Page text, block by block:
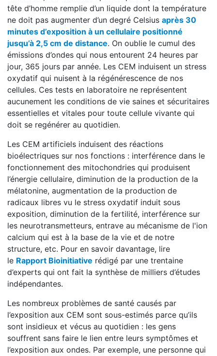
tête d’homme remplie d’un liquide dont la température
ne doit pas augmenter d’un degré Celsius après 30
minutes d’exposition à un cellulaire positionné
jusqu’à 2,5 cm de distance. On oublie le cumul des
émissions d’ondes qui nous entourent 24 heures par
jour, 365 jours par année. Les CEM induisent un stress
oxydatif qui nuisent à la régénérescence de nos
cellules. Ces tests en laboratoire ne représentent
aucunement les conditions de vie saines et sécuritaires
essentielles et vitales pour toute cellule vivante qui
doit se regénérer au quotidien.
Les CEM artificiels induisent des réactions
bioélectriques sur nos fonctions : interférence dans le
fonctionnement des mitochondries qui produisent
l’énergie cellulaire, diminution de la production de la
mélatonine, augmentation de la production de
radicaux libres vu le stress oxydatif induit sous
exposition, diminution de la fertilité, interférence sur
les neurotransmetteurs, entrave au mécanisme de l'ion
calcium qui est à la base de la vie et de notre
structure, etc. Pour en savoir davantage, lire
le Rapport Bioinitiative rédigé par une trentaine
d’experts qui ont fait la synthèse de milliers d’études
indépendantes.
Les nombreux problèmes de santé causés par
l’exposition aux CEM sont sous-estimés parce qu’ils
sont insidieux et vécus au quotidien : les gens
souffrent sans faire le lien entre leurs symptômes et
l’exposition aux ondes. Par exemple, une personne qui